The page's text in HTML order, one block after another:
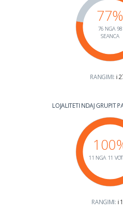
77%
76 NGA 98
SEANCA
RANGIMI: i
LOJALITETI NDAJ GRUPIT
11 NGA 11
RANGIMI: i